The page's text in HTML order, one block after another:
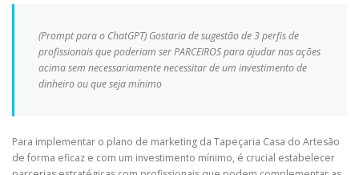
(Prompt para o ChatGPT) Gostaria de sugestão de 3 perfis de
profissionais que poderiam ser PARCEIROS para ajudar nas ações
acima sem necessariamente necessitar de um investimento de
dinheiro ou que seja mínimo
Para implementar o plano de marketing da Tapeçaria Casa do Artesão
de forma eficaz e com um investimento mínimo, é crucial estabelecer